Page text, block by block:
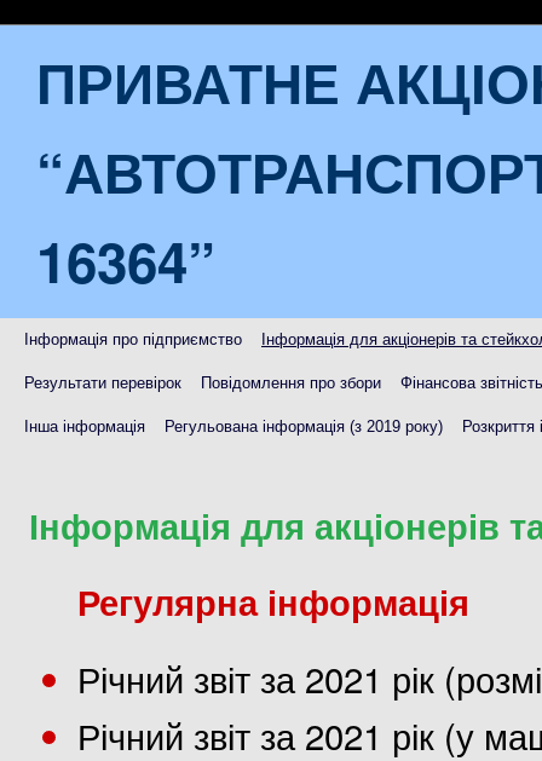
ПРИВАТНЕ
16364”
Інформація про підприємство Інформація для акціонерів та
Результати перевірок Повідомлення про збори Фінансова
Інша інформація Регульована інформація (з 2019 року) Розкриття
Інформація для акціонерів
Регулярна інформація
Річний звіт за 2021 рік
Річний звіт за 2021 рік (у